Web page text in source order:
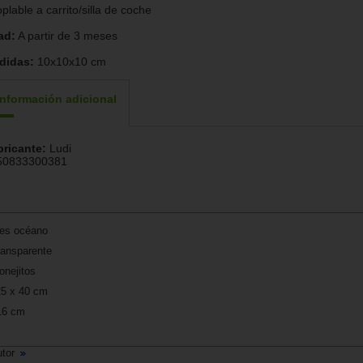
a carrito/silla de coche
A partir de 3 meses
10x10x10 cm
adicional
Ludi
océano
x 40 cm
cm